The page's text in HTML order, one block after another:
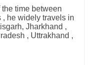
time between
he widely travels in
Jharkhand ,
, Uttrakhand ,